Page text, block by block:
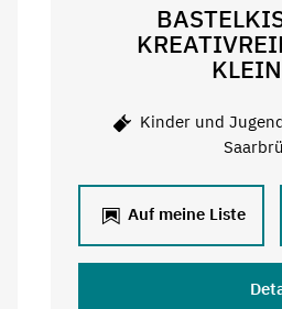
Kinder und
Auf meine Liste